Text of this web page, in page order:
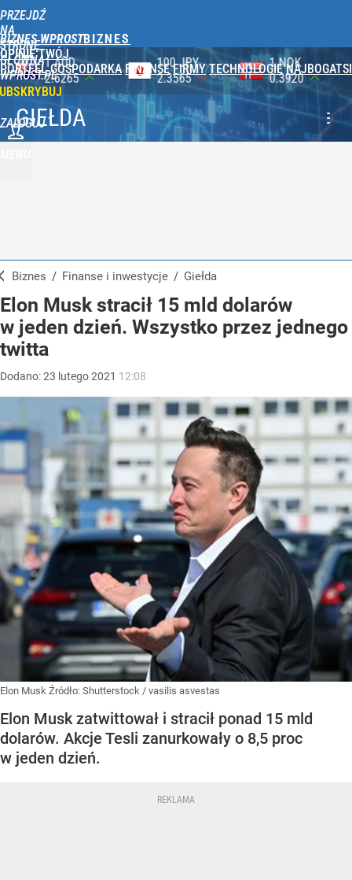
PRZEJDŹ
NA
STRONĘ
GŁÓWNĄ
WPROST.PL
BIZNES WPROST
OPINIE TWÓJ
PORTFEL GOSPODARKA FINANSE FIRMY TECHNOLOGIE NAJBOGATSI
ZALOGUJ
100 JPY
2.3565
1 NOK
0.3920
1 DKK
0.5753
GIEŁDA
Biznes / Finanse i inwestycje / Giełda
Elon Musk stracił 15 mld dolarów
w jeden dzień. Wszystko przez jednego
twitta
Dodano:23 lutego2021 12:08
Elon Musk Źródło: Shutterstock / vasilis asvestas
Elon Musk zatwittował i stracił ponad 15 mld
dolarów. Akcje Tesli zanurkowały o 8,5 proc
w jeden dzień.